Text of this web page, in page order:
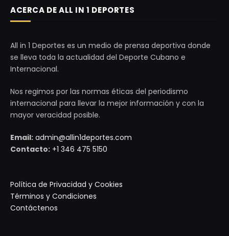
ACERCA DE ALL IN 1 DEPORTES
All in 1 Deportes es un medio de prensa deportiva donde
se lleva toda la actualidad del Deporte Cubano e
Internacional.
Nos regimos por las normas éticas del periodismo
internacional para llevar la mejor información y con la
mayor veracidad posible.
Email: admin@allin1deportes.com
Contacto: +1 346 475 5150
Política de Privacidad y Cookies
Términos y Condiciones
Contáctenos